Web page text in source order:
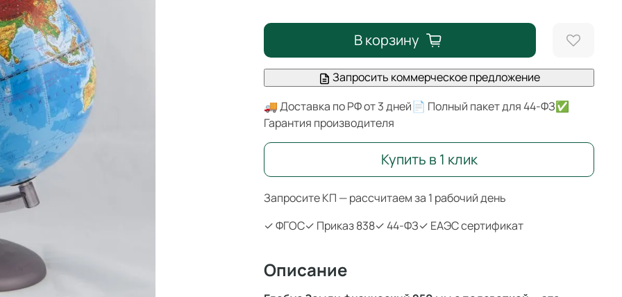
Запросите КП — рассчитаем за 1 рабочий день
✓ ФГОС✓ Приказ 838✓ 44-ФЗ✓ ЕАЭС сертификат
В корзину
Запросить коммерческое предложение
🚚 Доставка по РФ от 3 дней📄 Полный пакет для 44-ФЗ✅
Гарантия производителя
Купить в 1 клик
Описание